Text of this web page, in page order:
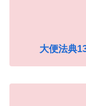
大便法典